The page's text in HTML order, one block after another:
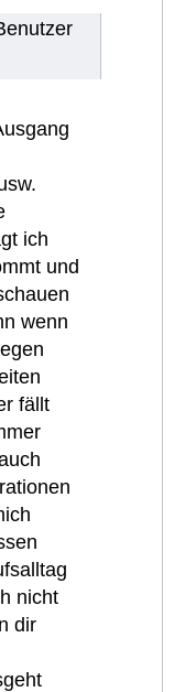
ich
und
wenn
fällt
nicht
dir